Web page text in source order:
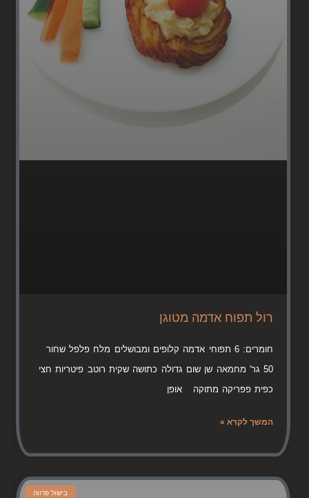
רול תפוח אדמה מטוגן
חומרים: 6 תפוחי אדמה קלופים ומבושלים מלח פלפל שחור
50 גר' מחמאה שן שום גדולה כתושה שקית רוטב פיטריות חצי
כפית פפריקה מתוקה אופן
המשך לקרא »
בישול פרווה